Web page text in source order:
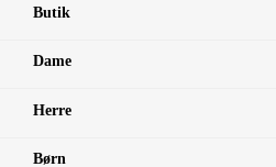
Butik
Dame
Herre
Børn